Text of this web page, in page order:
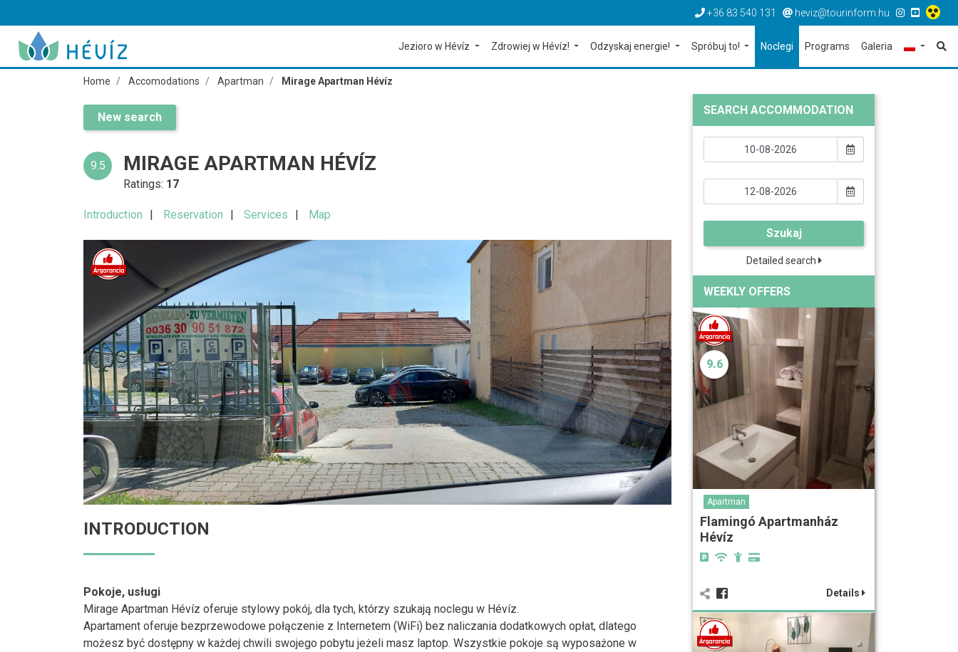
+36 83 540 131 heviz@tourinform.hu
Jezioro w Hévíz Zdrowiej w Hévíz! Odzyskaj energie! Spróbuj to! Noclegi Programs Galeria
Home Accomodations Apartman Mirage Apartman Hévíz
New search
9.5 MIRAGE APARTMAN HÉVÍZ
Ratings: 17
Introduction Reservation Services Map
INTRODUCTION
Pokoje, usługi
Mirage Apartman Hévíz oferuje stylowy pokój, dla tych, którzy szukają noclegu w Hévíz.
Apartament oferuje bezprzewodowe połączenie z Internetem (WiFi) bez naliczania dodatkowych opłat, dlatego
możesz być dostępny w każdej chwili swojego pobytu jeżeli masz laptop. Wszystkie pokoje są wyposażone w
SEARCH ACCOMMODATION
Szukaj
Detailed search
WEEKLY OFFERS
9.6
Apartman
Flamingó Apartmanház
Hévíz
Details